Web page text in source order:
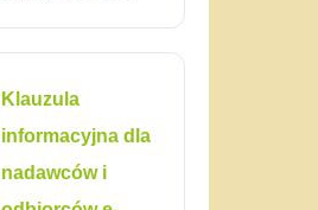
Klauzula
informacyjna dla
nadawców i